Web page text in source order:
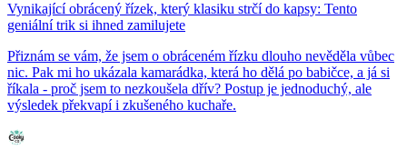
Vynikající obrácený řízek, který klasiku strčí do kapsy: Tento
geniální trik si ihned zamilujete
Přiznám se vám, že jsem o obráceném řízku dlouho nevěděla vůbec
nic. Pak mi ho ukázala kamarádka, která ho dělá po babičce, a já si
říkala - proč jsem to nezkoušela dřív? Postup je jednoduchý, ale
výsledek překvapí i zkušeného kuchaře.